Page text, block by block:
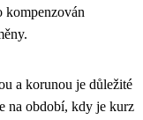
kompenzován
a korunou je důležité
na období, kdy je kurz